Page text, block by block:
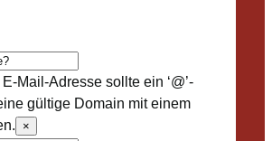
Mail-Adresse sollte ein ‘@’-
gültige Domain mit einem
×